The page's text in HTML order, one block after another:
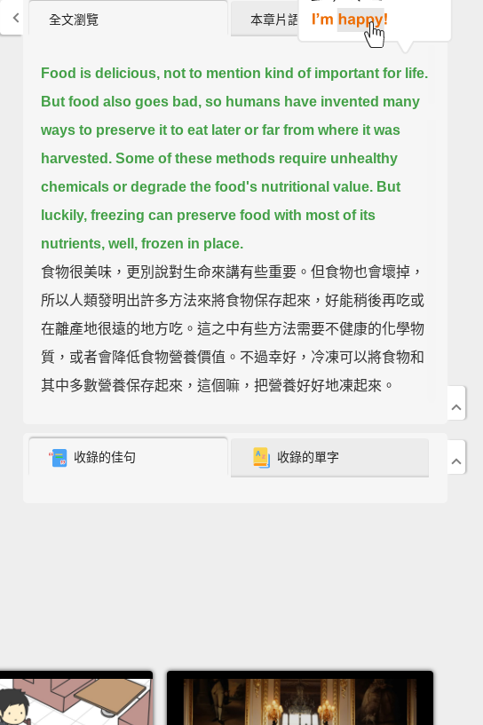
全文瀏覽 本章片語 (0)
Food is delicious, not to mention kind of important for life.
But food also goes bad, so humans have invented many
ways to preserve it to eat later or far from where it was
harvested. Some of these methods require unhealthy
chemicals or degrade the food's nutritional value. But
luckily, freezing can preserve food with most of its
nutrients, well, frozen in place.
食物很美味，更別說對生命來講有些重要。但食物也會壞掉，
所以人類發明出許多方法來將食物保存起來，好能稍後再吃或
在離產地很遠的地方吃。這之中有些方法需要不健康的化學物
質，或者會降低食物營養價值。不過幸好，冷凍可以將食物和
其中多數營養保存起來，這個嘛，把營養好好地凍起來。
processes run slower at lower temperatures,
years. But things got messy when we started creating
artificial winter to freeze food in warmer climates.
收錄的佳句 收錄的單字